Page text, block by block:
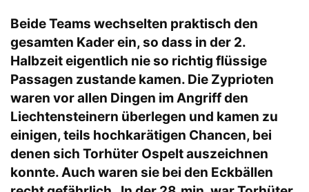
Beide Teams wechselten praktisch den
gesamten Kader ein, so dass in der 2.
Halbzeit eigentlich nie so richtig flüssige
Passagen zustande kamen. Die Zyprioten
waren vor allen Dingen im Angriff den
Liechtensteinern überlegen und kamen zu
einigen, teils hochkarätigen Chancen, bei
denen sich Torhüter Ospelt auszeichnen
konnte. Auch waren sie bei den Eckbällen